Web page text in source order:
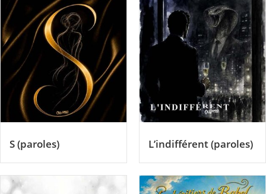
S (paroles) L’indifférent (paroles)